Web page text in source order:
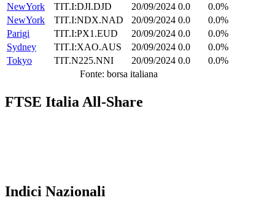
NewYork
TIT.I:DJI.DJD 20/09/2024 0.0
0.0%
NewYork
TIT.I:NDX.NAD 20/09/2024 0.0
0.0%
Parigi
TIT.I:PX1.EUD 20/09/2024 0.0
0.0%
Sydney
TIT.I:XAO.AUS 20/09/2024 0.0
0.0%
Tokyo
TIT.N225.NNI 20/09/2024 0.0
0.0%
Fonte: borsa italiana
FTSE Italia All-Share
Indici Nazionali